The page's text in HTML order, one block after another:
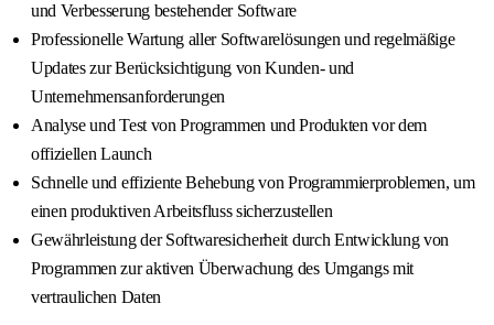
und Verbesserung bestehender Software
Professionelle Wartung aller Softwarelösungen und regelmäßige
Updates zur Berücksichtigung von Kunden- und
Unternehmensanforderungen
Analyse und Test von Programmen und Produkten vor dem
offiziellen Launch
Schnelle und effiziente Behebung von Programmierproblemen, um
einen produktiven Arbeitsfluss sicherzustellen
Gewährleistung der Softwaresicherheit durch Entwicklung von
Programmen zur aktiven Überwachung des Umgangs mit
vertraulichen Daten